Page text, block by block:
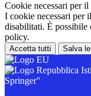
Cookie necessari per
I cookie necessari per
disabilitati. È possibile
policy.
Accetta tutti Salva
Springer"